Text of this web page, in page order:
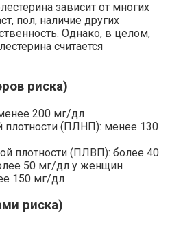
зависит от многих
пол, наличие других
Однако, в целом,
считается
риска)
200 мг/дл
плотности (ПЛНП): менее 130
плотности (ПЛВП): более 40
50 мг/дл у женщин
150 мг/дл
риска)